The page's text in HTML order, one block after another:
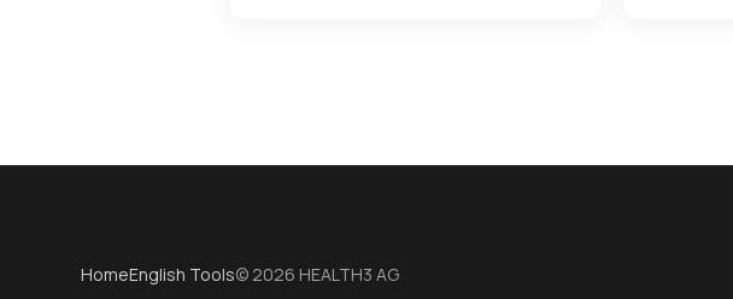
HomeEnglish Tools© 2026 HEALTH3 AG